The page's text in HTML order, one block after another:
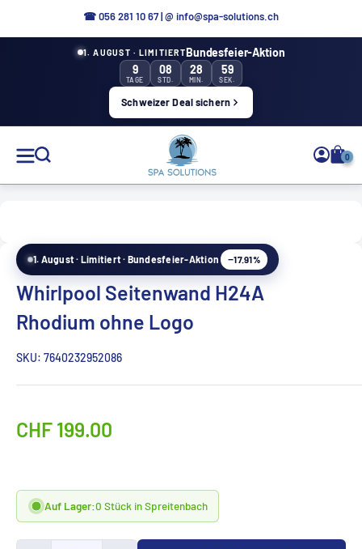
☎ 056 281 10 67|@ info@spa-solutions.ch
1. AUGUST · LIMITIERTBundesfeier-Aktion
9
TAGE
08
STD.
28
MIN.
58
SEK.
Schweizer Deal sichern
Solutions
0
1. August · Limitiert · Bundesfeier-Aktion −17.91%
Whirlpool Seitenwand H24A
Rhodium ohne Logo
SKU: 7640232952086
Sonderpreis
CHF 199.00
Auf Lager:0 Stück in Spreitenbach